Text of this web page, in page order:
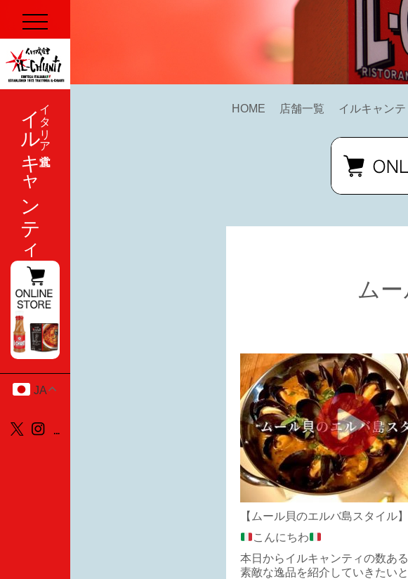
イタリア式食堂
イルキャンティ
JA
HOME 店舗一覧 イルキャン
ム
【ムール貝のエルバ島スタイル】
こんにちわ
本日からイルキャンティの数あ
素敵な逸品を紹介していきたい